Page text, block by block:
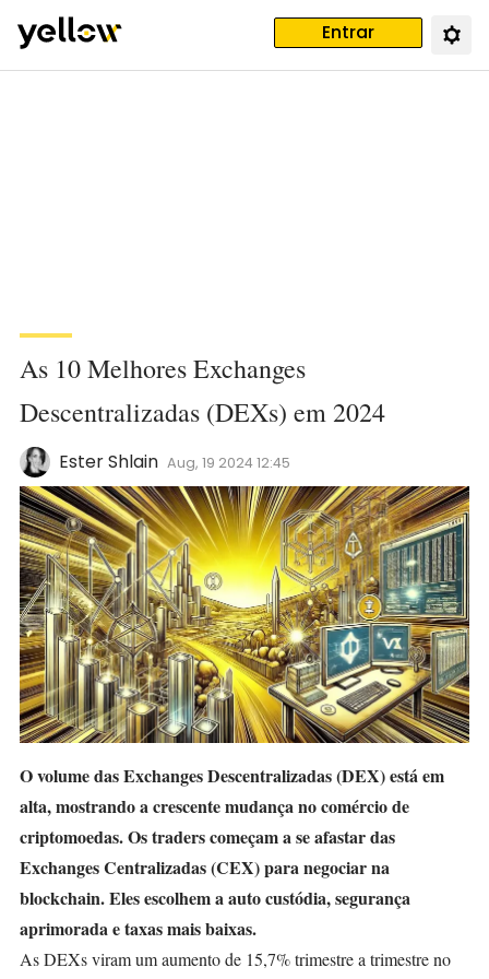
Entrar
As 10 Melhores Exchanges
Descentralizadas (DEXs) em 2024
Ester Shlain Aug, 19 2024 12:45
O volume das Exchanges Descentralizadas (DEX) está em
alta, mostrando a crescente mudança no comércio de
criptomoedas. Os traders começam a se afastar das
Exchanges Centralizadas (CEX) para negociar na
blockchain. Eles escolhem a auto custódia, segurança
aprimorada e taxas mais baixas.
As DEXs viram um aumento de 15,7% trimestre a trimestreno